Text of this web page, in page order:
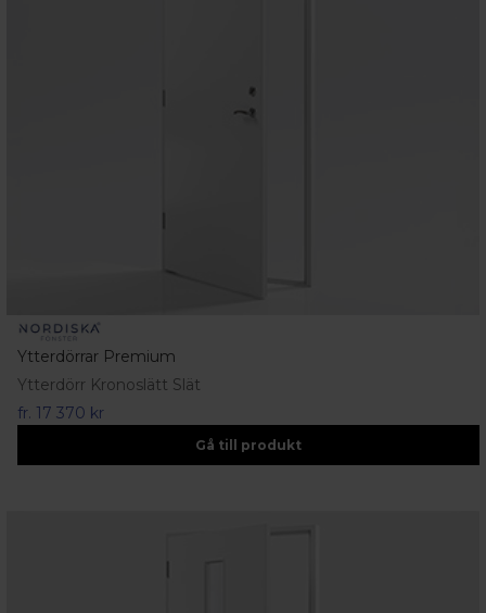
Ytterdörrar Premium
Ytterdörr Kronoslätt Slät
fr. 17 370 kr
Gå till produkt